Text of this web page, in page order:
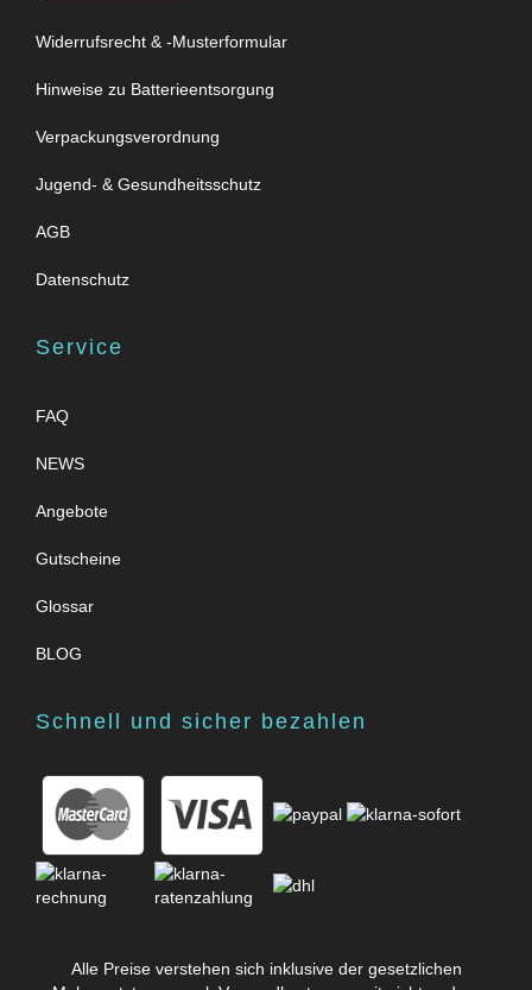
Widerrufsrecht & -Musterformular
Hinweise zu Batterieentsorgung
Verpackungsverordnung
Jugend- & Gesundheitsschutz
AGB
Datenschutz
Service
FAQ
NEWS
Angebote
Gutscheine
Glossar
BLOG
Schnell und sicher bezahlen
Alle Preise verstehen sich inklusive der gesetzlichen